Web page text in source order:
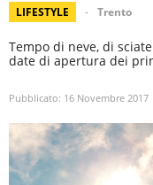
LIFESTYLE Trento
Tempo di neve, di
date di apertura dei
Pubblicato: 16 Novembre 2017